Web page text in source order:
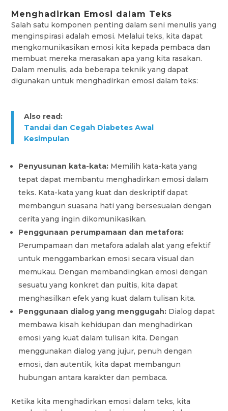
Menghadirkan Emosi dalam Teks
Salah satu komponen penting dalam seni menulis yang
menginspirasi adalah emosi. Melalui teks, kita dapat
mengkomunikasikan emosi kita kepada pembaca dan
membuat mereka merasakan apa yang kita rasakan.
Dalam menulis, ada beberapa teknik yang dapat
digunakan untuk menghadirkan emosi dalam teks:
Also read:
Tandai dan Cegah Diabetes Awal
Kesimpulan
Penyusunan kata-kata: Memilih kata-kata yang
tepat dapat membantu menghadirkan emosi dalam
teks. Kata-kata yang kuat dan deskriptif dapat
membangun suasana hati yang bersesuaian dengan
cerita yang ingin dikomunikasikan.
Penggunaan perumpamaan dan metafora:
Perumpamaan dan metafora adalah alat yang efektif
untuk menggambarkan emosi secara visual dan
memukau. Dengan membandingkan emosi dengan
sesuatu yang konkret dan puitis, kita dapat
menghasilkan efek yang kuat dalam tulisan kita.
Penggunaan dialog yang menggugah: Dialog dapat
membawa kisah kehidupan dan menghadirkan
emosi yang kuat dalam tulisan kita. Dengan
menggunakan dialog yang jujur, penuh dengan
emosi, dan autentik, kita dapat membangun
hubungan antara karakter dan pembaca.
Ketika kita menghadirkan emosi dalam teks, kita